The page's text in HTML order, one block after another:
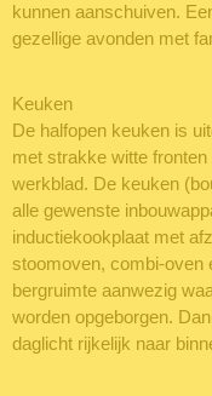
kunnen aanschuiven.
gezellige avonden met
Keuken
De halfopen keuken is
met strakke witte
werkblad. De keuken
alle gewenste
inductiekookplaat met
stoomoven, combi-oven
bergruimte aanwezig
worden opgeborgen.
daglicht rijkelijk naar